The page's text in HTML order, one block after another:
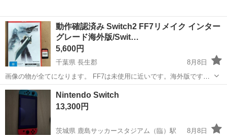
動作確認済み Switch2 FF7リメイク インター
グレード海外版/Swit…
5,600円
千葉県 長生郡
8月8日
画像の物が全てになります。 FF7は未使用に近いです。海外版です
が、日本語で遊べます。 ドラクエビルダーズ2はソフトのみになりま
千葉 長生郡
Nintendo Switch
13,300円
茨城県 鹿島サッカースタジアム（臨）駅
8月8日